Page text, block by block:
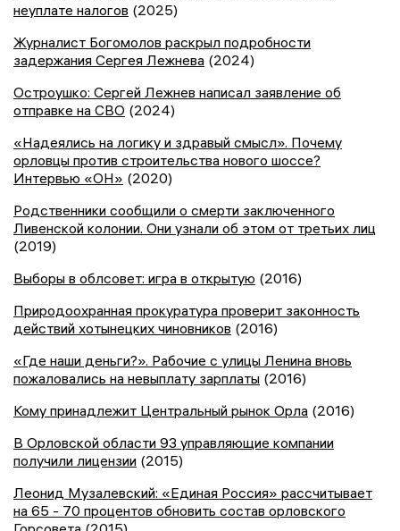
неуплате налогов (2025)
Журналист Богомолов раскрыл подробности
задержания Сергея Лежнева (2024)
Остроушко: Сергей Лежнев написал заявление об
отправке на СВО (2024)
«Надеялись на логику и здравый смысл». Почему
орловцы против строительства нового шоссе?
Интервью «ОН» (2020)
Родственники сообщили о смерти заключенного
Ливенской колонии. Они узнали об этом от третьих лиц
(2019)
Выборы в облсовет: игра в открытую (2016)
Природоохранная прокуратура проверит законность
действий хотынецких чиновников (2016)
«Где наши деньги?». Рабочие с улицы Ленина вновь
пожаловались на невыплату зарплаты (2016)
Кому принадлежит Центральный рынок Орла (2016)
В Орловской области 93 управляющие компании
получили лицензии (2015)
Леонид Музалевский: «Единая Россия» рассчитывает
на 65 - 70 процентов обновить состав орловского